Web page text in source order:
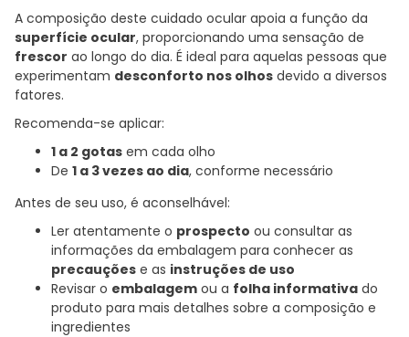
A composição deste cuidado ocular apoia a função da
superfície ocular, proporcionando uma sensação de
frescor ao longo do dia. É ideal para aquelas pessoas que
experimentam desconforto nos olhos devido a diversos
fatores.
Recomenda-se aplicar:
1 a 2 gotas em cada olho
De 1 a 3 vezes ao dia, conforme necessário
Antes de seu uso, é aconselhável:
Ler atentamente o prospecto ou consultar as
informações da embalagem para conhecer as
precauções e as instruções de uso
Revisar o embalagem ou a folha informativa do
produto para mais detalhes sobre a composição e
ingredientes